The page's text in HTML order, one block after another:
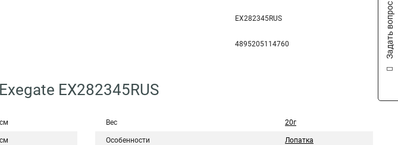
EX282345RUS
4895205114760
EX282345RUS
Вес 20г
Особенности Лопатка
Задать вопрос